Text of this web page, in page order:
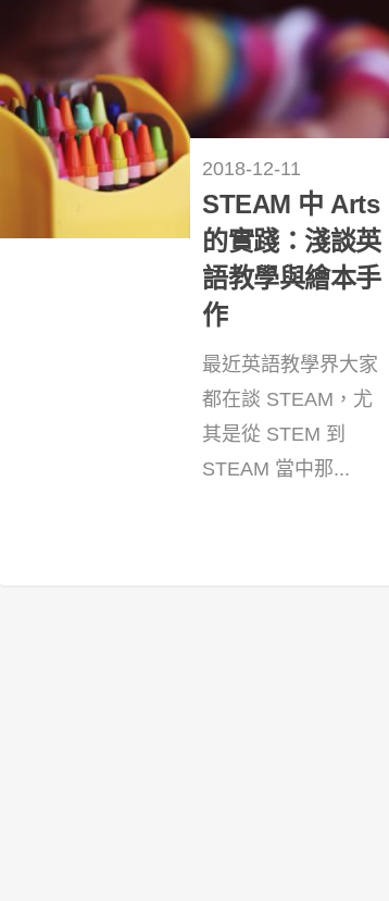
2018-12-11
STEAM 中 Arts
的實踐：淺談英
語教學與繪本手
作
最近英語教學界大家
都在談 STEAM，尤
其是從 STEM 到
STEAM 當中那...